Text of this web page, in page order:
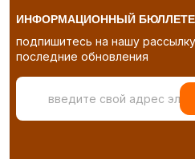
ИНФОРМАЦИОННЫЙ
подпишитесь на нашу
последние обновления